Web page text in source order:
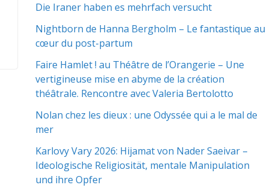
Die Iraner haben es mehrfach versucht
Nightborn de Hanna Bergholm – Le fantastique au
cœur du post-partum
Faire Hamlet ! au Théâtre de l’Orangerie – Une
vertigineuse mise en abyme de la création
théâtrale. Rencontre avec Valeria Bertolotto
Nolan chez les dieux : une Odyssée qui a le mal de
mer
Karlovy Vary 2026: Hijamat von Nader Saeivar​​ –
Ideologische Religiosität, mentale Manipulation
und ihre Opfer